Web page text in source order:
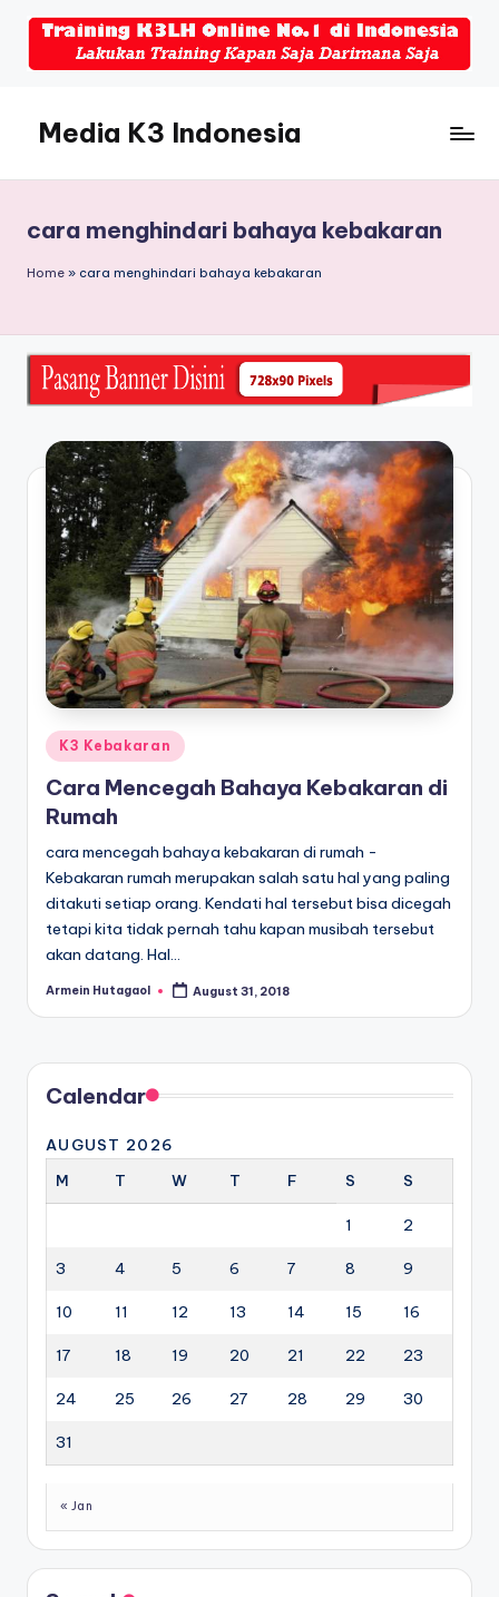
Media K3 Indonesia
Dunia
K3LH
cara menghindari bahaya kebakaran
Home » cara menghindari bahaya kebakaran
Posted
in
K3 Kebakaran
Cara Mencegah Bahaya Kebakaran di
Rumah
cara mencegah bahaya kebakaran di rumah -
Kebakaran rumah merupakan salah satu hal yang paling
ditakuti setiap orang. Kendati hal tersebut bisa dicegah
tetapi kita tidak pernah tahu kapan musibah tersebut
akan datang. Hal…
Posted
Armein Hutagaol August 31, 2018
Calendar
AUGUST 2026
M
T W T F S S
1 2
3 4 5 6 7 8 9
10 11 12 13 14 15 16
17 18 19 20 21 22 23
24 25 26 27 28 29 30
31
« Jan